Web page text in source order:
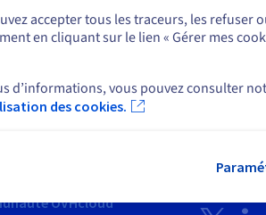
OVHcloud
un autre site web
accepter tous les traceurs, les refuser
en cliquant sur le lien « Gérer mes
d’informations, vous pouvez consulter
des cookies.